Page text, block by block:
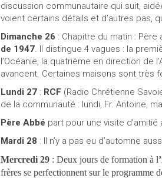
discussion communautaire qui suit,
voient certains détails et d’autres pas,
Dimanche 26 : Chapitre du matin :
de 1947. Il distingue 4 vagues : la
l’Océanie, la quatrième en direction de
avancent. Certaines maisons sont très
Lundi 27: RCF (Radio Chrétienne
de la communauté : lundi, Fr. Antoine,
Père Abbé part pour une visite d’amitié
Mardi 28 : Il n’y a pas eu d’automne
Mercredi 29: Deux jours de formation à l
frères se perfectionnent sur le programme